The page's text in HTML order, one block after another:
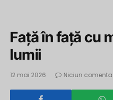
Faţă în faţă cu
lumii
12 mai 2026 Niciun